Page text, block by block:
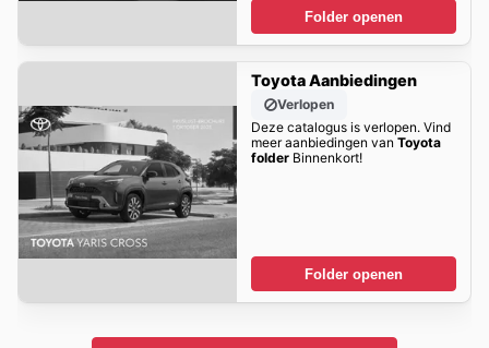
Folder openen
Toyota Aanbiedingen
Verlopen
Deze catalogus is verlopen. Vind
meer aanbiedingen van Toyota
folderBinnenkort!
Folder openen